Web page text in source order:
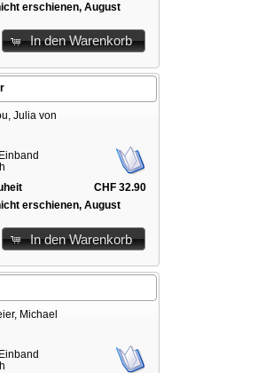
erschienen, August
In den Warenkorb
Julia von
CHF 32.90
erschienen, August
In den Warenkorb
Michael